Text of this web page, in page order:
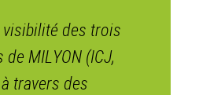
des trois
MILYON (ICJ,
travers des